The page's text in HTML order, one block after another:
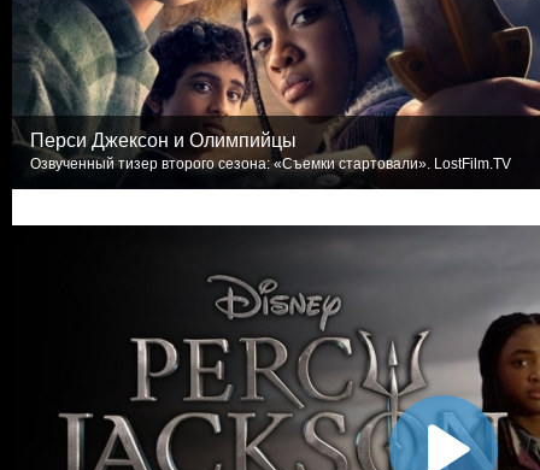
Перси Джексон и Олимпийцы
Озвученный тизер второго сезона: «Съемки стартовали». LostFilm.TV